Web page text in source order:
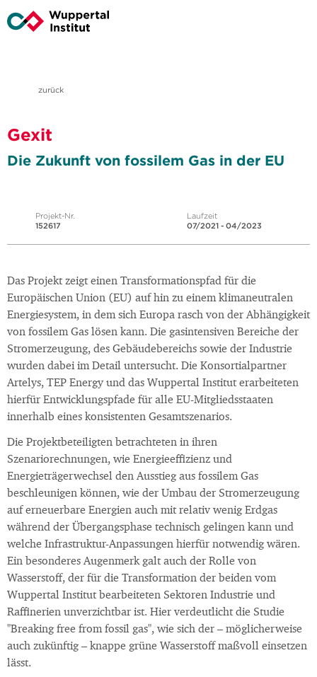
zurück
Gexit
Die Zukunft von fossilem Gas in der EU
Projekt-Nr.
152617
Laufzeit
07/2021 - 04/2023
Das Projekt zeigt einen Transformationspfad für die
Europäischen Union (EU) auf hin zu einem klimaneutralen
Energiesystem, in dem sich Europa rasch von der Abhängigkeit
von fossilem Gas lösen kann. Die gasintensiven Bereiche der
Stromerzeugung, des Gebäudebereichs sowie der Industrie
wurden dabei im Detail untersucht. Die Konsortialpartner
Artelys, TEP Energy und das Wuppertal Institut erarbeiteten
hierfür Entwicklungspfade für alle EU-Mitgliedsstaaten
innerhalb eines konsistenten Gesamtszenarios.
Die Projektbeteiligten betrachteten in ihren
Szenariorechnungen, wie Energieeffizienz und
Energieträgerwechsel den Ausstieg aus fossilem Gas
beschleunigen können, wie der Umbau der Stromerzeugung
auf erneuerbare Energien auch mit relativ wenig Erdgas
während der Übergangsphase technisch gelingen kann und
welche Infrastruktur-Anpassungen hierfür notwendig wären.
Ein besonderes Augenmerk galt auch der Rolle von
Wasserstoff, der für die Transformation der beiden vom
Wuppertal Institut bearbeiteten Sektoren Industrie und
Raffinerien unverzichtbar ist. Hier verdeutlicht die Studie
"Breaking free from fossil gas", wie sich der – möglicherweise
auch zukünftig – knappe grüne Wasserstoff maßvoll einsetzen
lässt.